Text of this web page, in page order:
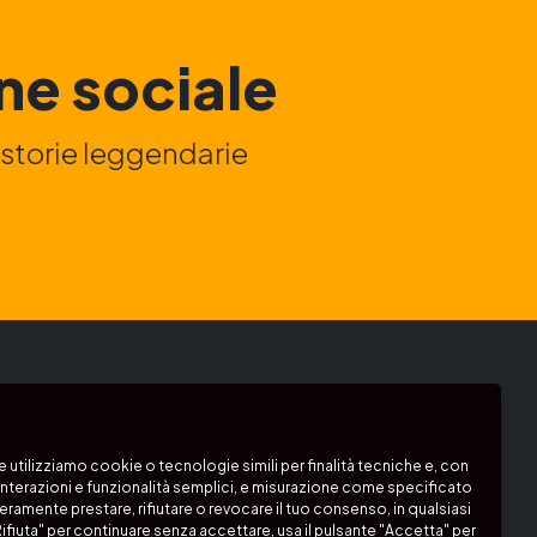
sociale
leggendarie
Segui i nostri canali:
Podcast
utilizziamo cookie o tecnologie simili per finalità tecniche e, con
e funzionalità semplici, e misurazione come specificato
prestare, rifiutare o revocare il tuo consenso, in qualsiasi
per continuare senza accettare, usa il pulsante "Accetta" per